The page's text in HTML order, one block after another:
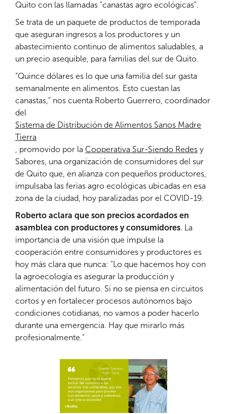
Quito con las llamadas "canastas agro ecológicas".
Se trata de un paquete de productos de temporada
que aseguran ingresos a los productores y un
abastecimiento continuo de alimentos saludables, a
un precio asequible, para familias del sur de Quito.
“Quince dólares es lo que una familia del sur gasta
semanalmente en alimentos. Esto cuestan las
canastas," nos cuenta Roberto Guerrero, coordinador
del
Sistema de Distribución de Alimentos Sanos Madre
Tierra
, promovido por la Cooperativa Sur-Siendo Redes y
Sabores, una organización de consumidores del sur
de Quito que, en alianza con pequeños productores,
impulsaba las ferias agro ecológicas ubicadas en esa
zona de la ciudad, hoy paralizadas por el COVID-19.
Roberto aclara que son precios acordados en
asamblea con productores y consumidores. La
importancia de una visión que impulse la
cooperación entre consumidores y productores es
hoy más clara que nunca: "Lo que hacemos hoy con
la agroecología es asegurar la producción y
alimentación del futuro. Si no se piensa en circuitos
cortos y en fortalecer procesos autónomos bajo
condiciones cotidianas, no vamos a poder hacerlo
durante una emergencia. Hay que mirarlo más
profesionalmente."